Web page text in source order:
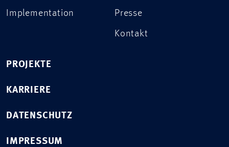
Implementation Presse
Kontakt
PROJEKTE
KARRIERE
DATENSCHUTZ
IMPRESSUM